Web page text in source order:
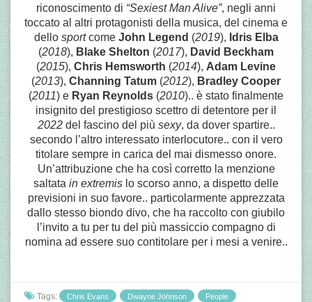
riconoscimento di “Sexiest Man Alive”, negli anni
toccato al altri protagonisti della musica, del cinema e
dello sportcome John Legend (2019), Idris Elba
(2018), Blake Shelton (2017), David Beckham
(2015), Chris Hemsworth (2014), Adam Levine
(2013), Channing Tatum (2012), Bradley Cooper
(2011) e Ryan Reynolds (2010).. è stato finalmente
insignito del prestigioso scettro di detentore per il
2022 del fascino del più sexy, da dover spartire..
secondo l’altro interessato interlocutore.. con il vero
titolare sempre in carica del mai dismesso onore.
Un’attribuzione che ha così corretto la menzione
saltata in extremis lo scorso anno, a dispetto delle
previsioni in suo favore.. particolarmente apprezzata
dallo stesso biondo divo, che ha raccolto con giubilo
l’invito a tu per tu del più massiccio compagno di
nomina ad essere suo contitolare per i mesi a venire..
Tags: Chris Evans Dwayne Johnson
People